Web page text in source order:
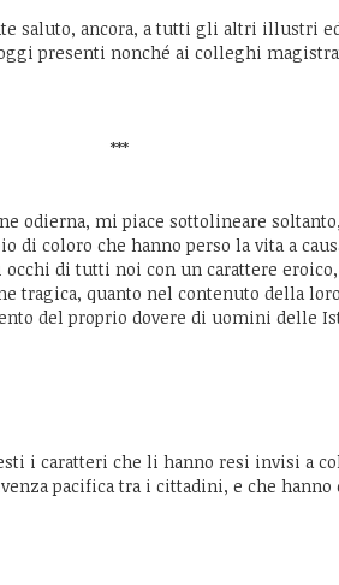
saluto, ancora, a tutti gli altri illustri
presenti nonché ai colleghi
odierna, mi piace sottolineare
di coloro che hanno perso la vita a
di tutti noi con un carattere eroico,
tragica, quanto nel contenuto della
del proprio dovere di uomini delle
i caratteri che li hanno resi invisi a
pacifica tra i cittadini, e che hanno